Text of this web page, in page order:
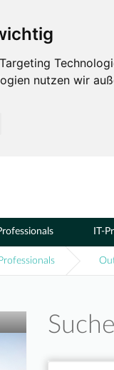
nutzen wir
Leipzig
IT-